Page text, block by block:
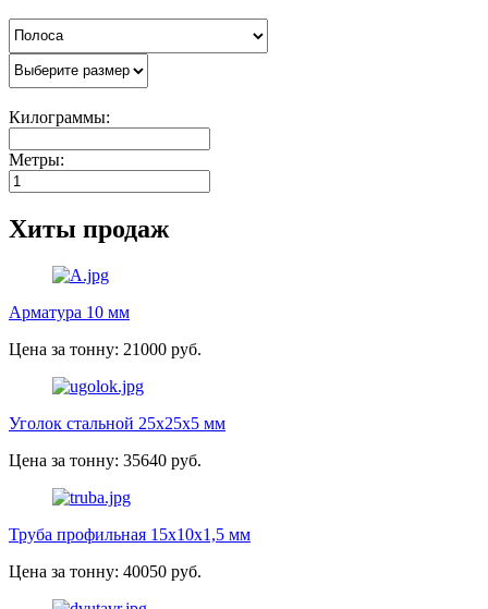
Килограммы:
Метры:
Хиты продаж
Арматура 10 мм
Цена за тонну: 21000 руб.
Уголок стальной 25х25х5 мм
Цена за тонну: 35640 руб.
Труба профильная 15х10х1,5 мм
Цена за тонну: 40050 руб.